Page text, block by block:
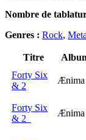
Nombre de
Genres : Rock,
Titre
Forty Six
& 2
Ænima
Forty Six
& 2
Ænima